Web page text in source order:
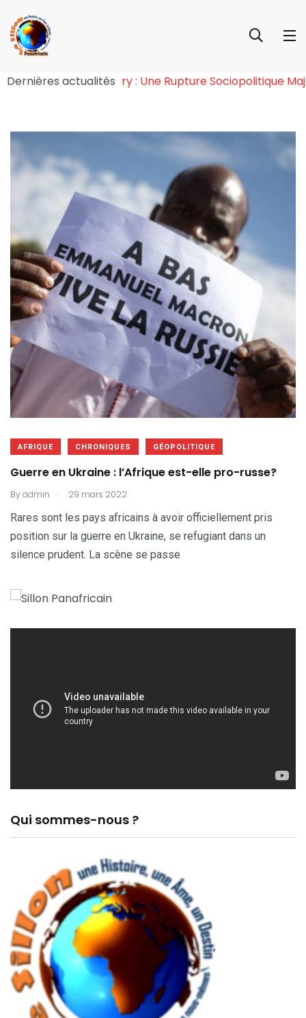
Dernières actualités
l’Effet Tchiroma Bakary : Une Rupture Sociopolitique
AFRIQUE CHRONIQUES GÉOPOLITIQUE
Guerre en Ukraine : l’Afrique est-elle pro-russe?
Byadmin . 29 mars 2022
Rares sont les pays africains à avoir officiellement pris
position sur la guerre en Ukraine, se refugiant dans un
silence prudent. La scène se passe
Qui sommes-nous ?